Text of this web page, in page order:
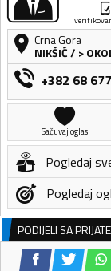
Crna Gora
NIKŠIĆ/ >
+382 68
Sačuvaj oglas
Pogledaj
Pogledaj
PODIJELI SA